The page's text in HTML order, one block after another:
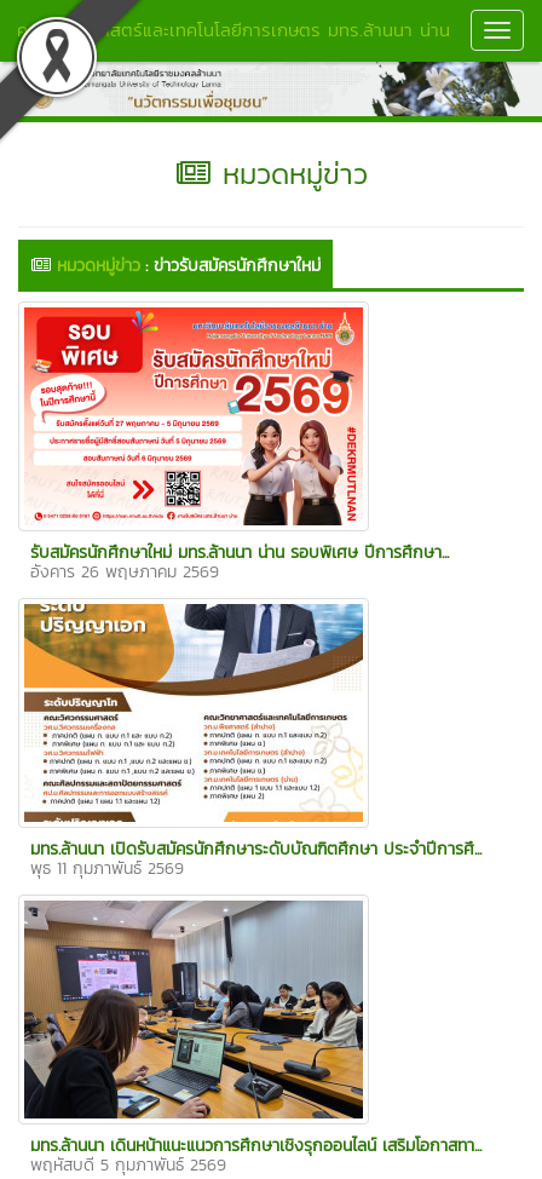
คณะวิทยาศาสตร์และเทคโนโลยีการเกษตร มทร.ล้านนา น่าน
หมวดหมู่ข่าว
หมวดหมู่ข่าว:ข่าวรับสมัครนักศึกษาใหม่
รับสมัครนักศึกษาใหม่ มทร.ล้านนา น่าน รอบพิเศษ ปีการศึกษา...
อังคาร 26 พฤษภาคม 2569
มทร.ล้านนา เปิดรับสมัครนักศึกษาระดับบัณฑิตศึกษา ประจำปีการศึ...
พุธ 11 กุมภาพันธ์ 2569
มทร.ล้านนา เดินหน้าแนะแนวการศึกษาเชิงรุกออนไลน์ เสริมโอกาสทา...
พฤหัสบดี 5 กุมภาพันธ์ 2569